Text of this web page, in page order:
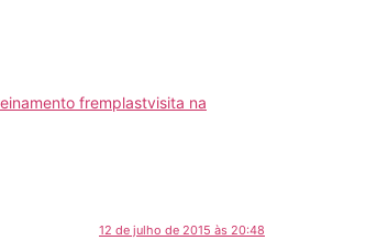
fremplastvisita na
12 de julho de 2015 às 20:48